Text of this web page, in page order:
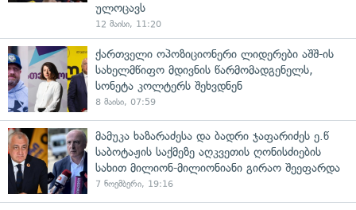
ულოცავს
12 მაისი, 11:20
ქართველი ოპოზიციონერი ლიდერები აშშ-ის
სახელმწიფო მდივნის წარმომადგენელს,
სონეტა კოლტერს შეხვდნენ
8 მაისი, 07:59
მამუკა ხაზარაძესა და ბადრი ჯაფარიძეს ე.წ
საბოტაჟის საქმეზე აღკვეთის ღონისძიების
სახით მილიონ-მილიონიანი გირაო შეეფარდა
7 ნოემბერი, 19:16